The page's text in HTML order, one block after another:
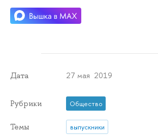
Дата 27 мая 2019
Рубрики Общество
Темы
выпускники